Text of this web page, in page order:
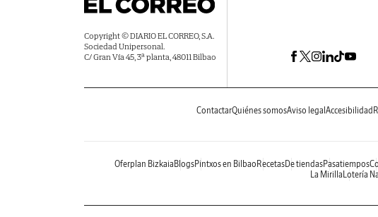
Copyright © DIARIO EL CORREO, S.A.
Sociedad Unipersonal.
C/ Gran Vía 45, 3ª planta, 48011 Bilbao
ContactarQuiénes somosAviso legal Accesibilidad
Oferplan Bizkaia BlogsPintxos en Bilbao RecetasDe tiendasPasatiempos
La Mirilla Lotería